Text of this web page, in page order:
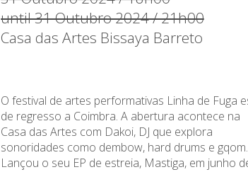
until 31 Outubro 2024 / 21h00
Casa das Artes Bissaya Barreto
O festival de artes performativas Linha de Fuga
de regresso a Coimbra. A abertura acontece na
Casa das Artes com Dakoi, DJ que explora
sonoridades como dembow, hard drums e gqom.
Lançou o seu EP de estreia, Mastiga, em junho